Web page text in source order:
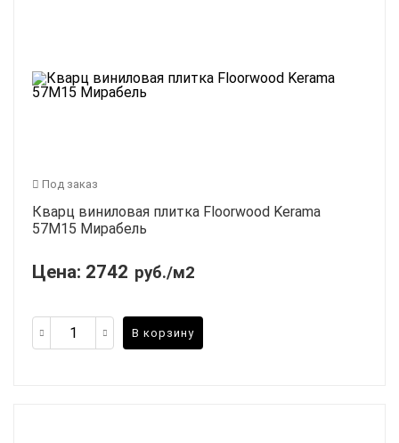
Под заказ
Кварц виниловая плитка Floorwood Kerama
57М15 Мирабель
Цена: 2742 руб./м2
В корзину